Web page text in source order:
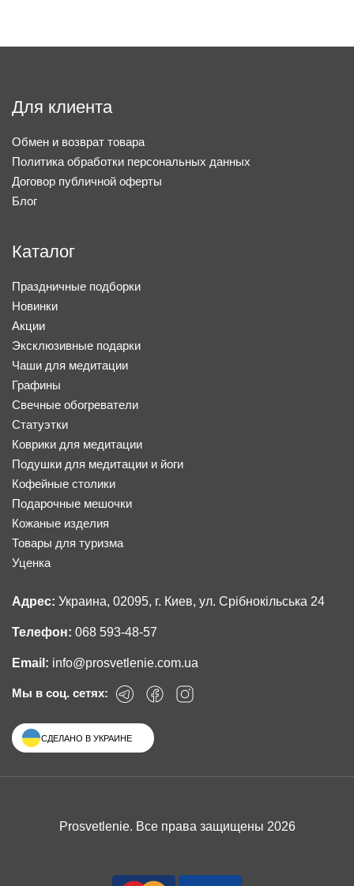
Для клиента
Обмен и возврат товара
Политика обработки персональных данных
Договор публичной оферты
Блог
Каталог
Праздничные подборки
Новинки
Акции
Эксклюзивные подарки
Чаши для медитации
Графины
Свечные обогреватели
Статуэтки
Коврики для медитации
Подушки для медитации и йоги
Кофейные столики
Подарочные мешочки
Кожаные изделия
Товары для туризма
Уценка
Адрес: Украина, 02095, г. Киев, ул. Срібнокільська 24
Телефон: 068 593-48-57
Email: info@prosvetlenie.com.ua
Мы в соц. сетях:
СДЕЛАНО В УКРАИНЕ
Prosvetlenie. Все права защищены 2026